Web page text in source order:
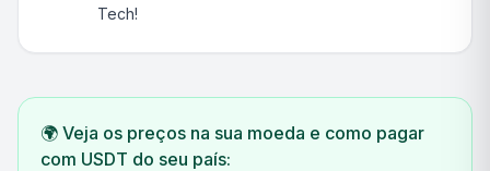
Tech!
🌍 Veja os preços na sua moeda e como pagar
com USDT do seu país: